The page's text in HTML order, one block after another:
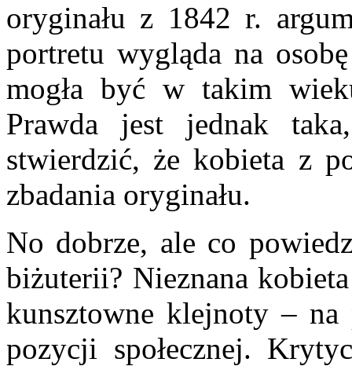
oryginału z 1842 r.
portretu wygląda na
mogła być w takim
Prawda jest jednak
stwierdzić, że kobieta z
zbadania oryginału.
No dobrze, ale co
biżuterii? Nieznana
kunsztowne klejnoty –
pozycji społecznej.